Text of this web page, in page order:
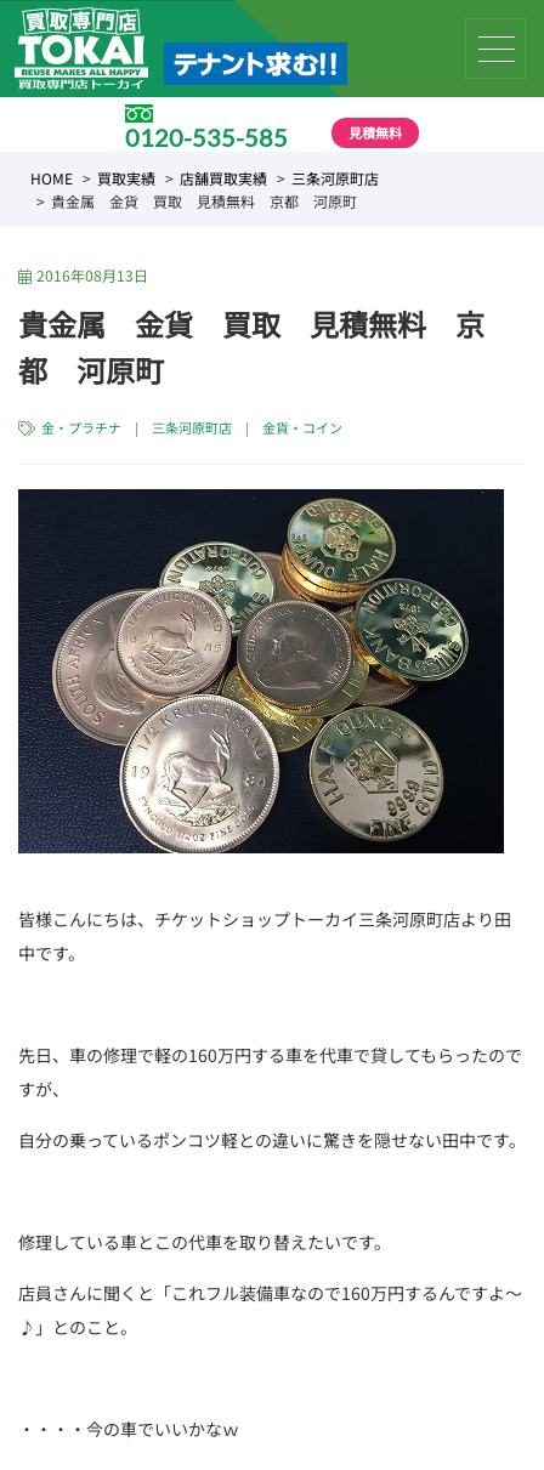
0120-535-585 見積無料
HOME 買取実績 店舗買取実績
三条河原町店
貴金属 金貨 買取 見積無料 京都 河原町
2016年08月13日
貴金属 金貨 買取 見積無料 京
都 河原町
金・プラチナ | 三条河原町店 |金貨・コイン
皆様こんにちは、チケットショップトーカイ三条河原町店より田
中です。
先日、車の修理で軽の160万円する車を代車で貸してもらったので
すが、
自分の乗っているポンコツ軽との違いに驚きを隠せない田中です。
修理している車とこの代車を取り替えたいです。
店員さんに聞くと「これフル装備車なので160万円するんですよ～
♪」とのこと。
・・・・今の車でいいかなｗ